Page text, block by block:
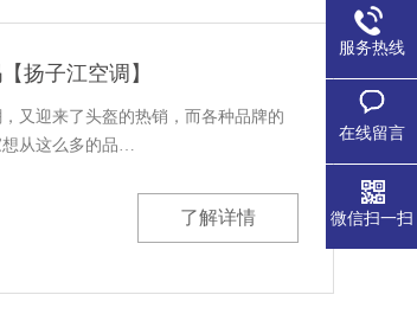
扬子江空调】
又迎来了头盔的热销，而各种品牌的
从这么多的品…
了解详情
服务热线
在线留言
微信扫一扫